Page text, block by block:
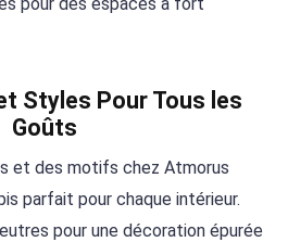
Styles Pour Tous les
Goûts
et des motifs chez Atmorus
parfait pour chaque intérieur.
pour une décoration épurée